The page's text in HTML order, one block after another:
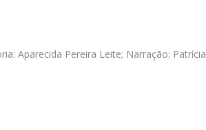
Aparecida Pereira Leite; Narração: Patrícia